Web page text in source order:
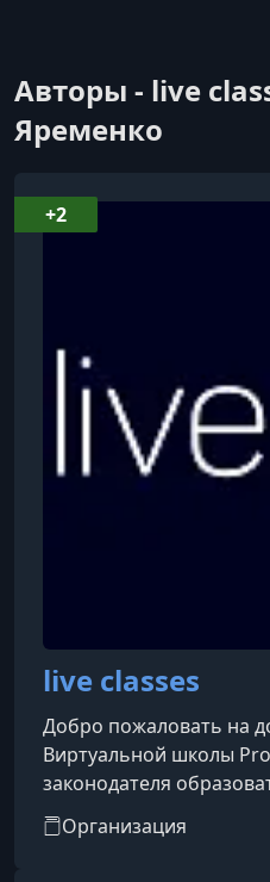
Авторы - live
Яременко
live classes
Добро пожаловать на
Виртуальной школы
законодателя
Рунете.Более пяти лет
работали над
Организация
+2